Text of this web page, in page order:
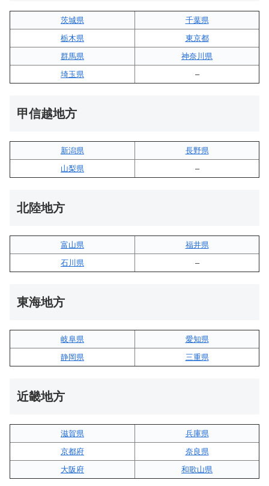
茨城県
千葉県
栃木県
東京都
群馬県
神奈川県
埼玉県
–
甲信越地方
新潟県
長野県
山梨県
–
北陸地方
富山県
福井県
石川県
–
東海地方
岐阜県
愛知県
静岡県
三重県
近畿地方
滋賀県
兵庫県
京都府
奈良県
大阪府
和歌山県